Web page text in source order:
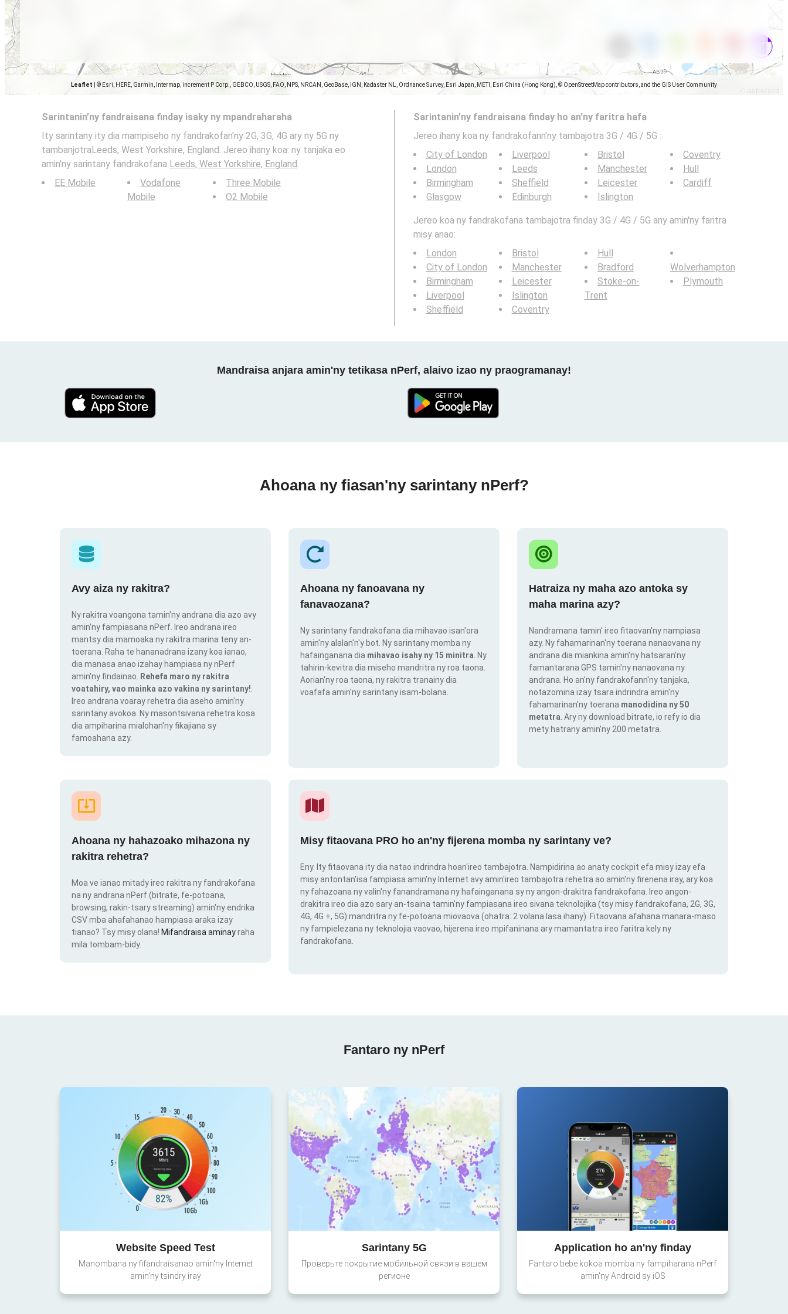
Leaflet © Esri, HERE, Garmin, Intermap, increment P Corp., GEBCO, USGS, FAO, NPS, NRCAN, GeoBase, IGN, Kadaster NL, Ordnance Survey, Esri Japan, METI, Esri China (Hong Kong), © OpenStreetMap contributors, and the GIS User Community
Sarintanin’ny fandraisana finday isaky ny mpandraharaha
Ity sarintany ity dia mampiseho ny fandrakofan'ny 2G, 3G, 4G ary ny 5G ny
tambanjotraLeeds, West Yorkshire, England. Jereo ihany koa: ny tanjaka eo
amin'ny sarintany fandrakofana Leeds, West Yorkshire, England.
EE Mobile
Vodafone
Mobile
Three Mobile
O2 Mobile
Sarintanin’ny fandraisana finday ho an’ny faritra hafa
Jereo ihany koa ny fandrakofann'ny tambajotra 3G / 4G / 5G :
City of London
London
Birmingham
Glasgow
Liverpool
Leeds
Sheffield
Edinburgh
Bristol
Manchester
Leicester
Islington
Coventry
Hull
Cardiff
Jereo koa ny fandrakofana tambajotra finday 3G / 4G / 5G any amin'ny faritra
misy anao:
London
City of London
Birmingham
Liverpool
Sheffield
Bristol
Manchester
Leicester
Islington
Coventry
Hull
Bradford
Stoke-on-
Trent
Wolverhampton
Plymouth
Mandraisa anjara amin'ny tetikasa nPerf, alaivo izao ny praogramanay!
Ahoana ny fiasan'ny sarintany nPerf?
Avy aiza ny rakitra?
Ny rakitra voangona tamin'ny andrana dia azo avy
amin'ny fampiasana nPerf. Ireo andrana ireo
mantsy dia mamoaka ny rakitra marina teny an-
toerana. Raha te hananadrana izany koa ianao,
dia manasa anao izahay hampiasa ny nPerf
amin'ny findainao.
Rehefa maro ny rakitra
voatahiry, vao mainka azo vakina ny sarintany!
Ireo andrana voaray rehetra dia aseho amin'ny
sarintany avokoa. Ny masontsivana rehetra kosa
dia ampiharina mialohan'ny fikajiana sy
famoahana azy.
Ahoana ny fanoavana ny
fanavaozana?
Ny sarintany fandrakofana dia mihavao isan'ora
amin'ny alalan'n'y bot. Ny sarintany momba ny
hafainganana dia mihavao isahy ny 15 minitra . Ny
tahirin-kevitra dia miseho mandritra ny roa taona.
Aorian'ny roa taona, ny rakitra tranainy dia
voafafa amin'ny sarintany isam-bolana.
Hatraiza ny maha azo antoka sy
maha marina azy?
Nandramana tamin' ireo fitaovan'ny nampiasa
azy. Ny fahamarinan'ny toerana nanaovana ny
andrana dia miankina amin'ny hatsaran'ny
famantarana GPS tamin'ny nanaovana ny
andrana. Ho an'ny fandrakofann'ny tanjaka,
notazomina izay tsara indrindra amin'ny
fahamarinan'ny toerana manodidina ny 50
metatra . Ary ny download bitrate, io refy io dia
mety hatrany amin'ny 200 metatra.
Ahoana ny hahazoako mihazona ny
rakitra rehetra?
Moa ve ianao mitady ireo rakitra ny fandrakofana
na ny andrana nPerf (bitrate, fe-potoana,
browsing, rakin-tsary streaming) amin'ny endrika
CSV mba ahafahanao hampiasa araka izay
tianao? Tsy misy olana! Mifandraisa aminayraha
mila tombam-bidy.
Misy fitaovana PRO ho an'ny fijerena momba ny sarintany ve?
Eny. Ity fitaovana ity dia natao indrindra hoan'ireo tambajotra. Nampidirina ao anaty cockpit efa misy izay efa
misy antontan'isa fampiasa amin'ny Internet avy amin'ireo tambajotra rehetra ao amin'ny firenena iray, ary koa
ny fahazoana ny valin'ny fanandramana ny hafainganana sy ny angon-drakitra fandrakofana. Ireo angon-
drakitra ireo dia azo sary an-tsaina tamin'ny fampiasana ireo sivana teknolojika (tsy misy fandrakofana, 2G, 3G,
4G, 4G +, 5G) mandritra ny fe-potoana miovaova (ohatra: 2 volana lasa ihany). Fitaovana afahana manara-maso
ny fampielezana ny teknolojia vaovao, hijerena ireo mpifaninana ary mamantatra ireo faritra kely ny
fandrakofana.
Fantaro ny nPerf
Website Speed Test
Manombana ny fifandraisanao amin'ny Internet
amin'ny tsindry iray
Sarintany 5G
Проверьте покрытие мобильной связи в вашем
регионе
Application ho an'ny finday
Fantaro bebe kokoa momba ny fampiharana nPerf
amin'ny Android sy iOS